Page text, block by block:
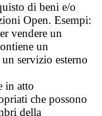
di beni e/o
Open. Esempi:
vendere un
un
servizio esterno
in atto
che possono
della